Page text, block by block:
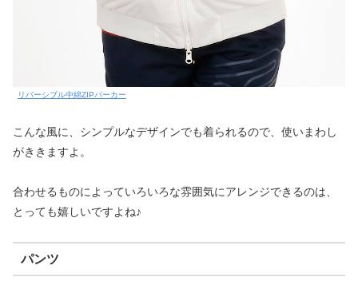
リバーシブル中綿ZIPパーカー
こんな風に、シンプルなデザインでも着られるので、使いまわし
がききますよ。
合わせるものによっていろいろな雰囲気にアレンジできるのは、
とっても嬉しいですよね♪
パンツ